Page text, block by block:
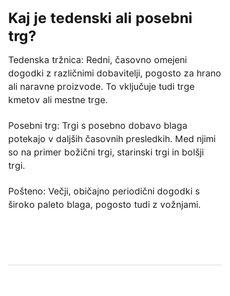
Kaj je tedenski ali posebni
trg?
Tedenska tržnica: Redni, časovno omejeni
dogodki z različnimi dobavitelji, pogosto za hrano
ali naravne proizvode. To vključuje tudi trge
kmetov ali mestne trge.
Posebni trg: Trgi s posebno dobavo blaga
potekajo v daljših časovnih presledkih. Med njimi
so na primer božični trgi, starinski trgi in bolšji
trgi.
Pošteno: Večji, običajno periodični dogodki s
široko paleto blaga, pogosto tudi z vožnjami.